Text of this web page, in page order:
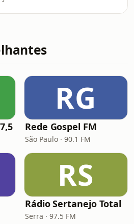
RG
Rede Gospel FM
São Paulo · 90.1 FM
RS
Rádio Sertanejo Total
Serra · 97.5 FM